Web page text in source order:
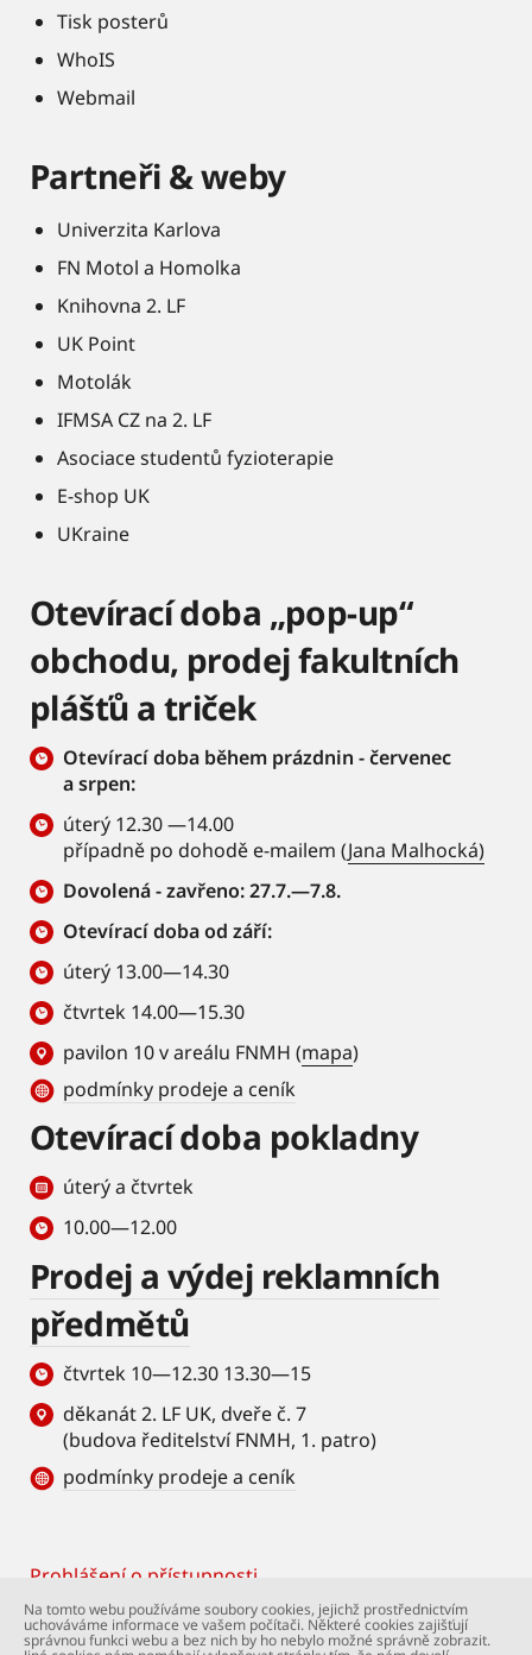
Tisk posterů
WhoIS
Webmail
Partneři & weby
Univerzita Karlova
FN Motol a Homolka
Knihovna 2. LF
UK Point
Motolák
IFMSA CZ na 2. LF
Asociace studentů fyzioterapie
E-shop UK
UKraine
Otevírací doba „pop-up“
obchodu, prodej fakultních
plášťů a triček
Otevírací doba během prázdnin - červenec
a srpen:
úterý 12.30 —14.00
případně po dohodě e-mailem (Jana Malhocká)
Dovolená - zavřeno: 27.7.—7.8.
Otevírací doba od září:
úterý 13.00—14.30
čtvrtek 14.00—15.30
pavilon 10 v areálu FNMH (mapa)
podmínky prodeje a ceník
Otevírací doba pokladny
úterý a čtvrtek
10.00—12.00
Prodej a výdej reklamních
předmětů
čtvrtek 10—12.30 13.30—15
děkanát 2. LF UK, dveře č. 7
(budova ředitelství FNMH, 1. patro)
podmínky prodeje a ceník
Footer
Prohlášení o přístupnosti
© Univerzita Karlova – 2. lékařská fakulta. Všechna
Na tomto webu používáme soubory cookies, jejichž prostřednictvím
uchováváme informace ve vašem počítači. Některé cookies zajišťují
správnou funkci webu a bez nich by ho nebylo možné správně zobrazit.